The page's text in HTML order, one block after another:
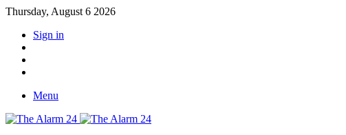
Thursday, August 6 2026
Sign in
Menu